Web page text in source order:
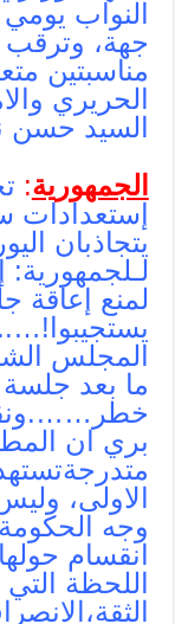
النواب يومي
جهة،
مناسبتين
الحريري
السيد حسن
الجمهورية:
إستعدادات
يتجاذبان
لمنع إعاقة
المجلس
ما بعد
بري ان
الاولى،
وجه
انقسام
اللحظة